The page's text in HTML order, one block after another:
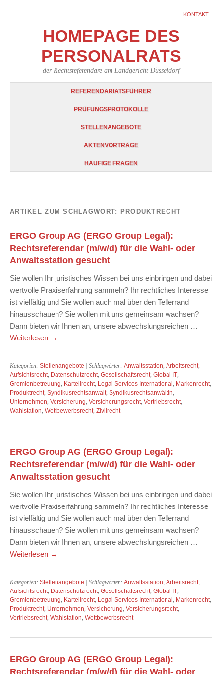
KONTAKT
HOMEPAGE DES
PERSONALRATS
der Rechtsreferendare am Landgericht Düsseldorf
REFERENDARIATSFÜHRER
PRÜFUNGSPROTOKOLLE
STELLENANGEBOTE
AKTENVORTRÄGE
HÄUFIGE FRAGEN
ARTIKEL ZUM SCHLAGWORT: PRODUKTRECHT
ERGO Group AG (ERGO Group Legal):
Rechtsreferendar (m/w/d) für die Wahl- oder
Anwaltsstation gesucht
Sie wollen Ihr juristisches Wissen bei uns einbringen und dabei
wertvolle Praxiserfahrung sammeln? Ihr rechtliches Interesse
ist vielfältig und Sie wollen auch mal über den Tellerrand
hinausschauen? Sie wollen mit uns gemeinsam wachsen?
Dann bieten wir Ihnen an, unsere abwechslungsreichen …
Weiterlesen →
Kategorien: Stellenangebote | Schlagwörter: Anwaltsstation, Arbeitsrecht,
Aufsichtsrecht, Datenschutzrecht, Gesellschaftsrecht, Global IT,
Gremienbetreuung, Kartellrecht, Legal Services International , Markenrecht,
Produktrecht, Syndikusrechtsanwalt, Syndikusrechtsanwältin,
Unternehmen, Versicherung, Versicherungsrecht, Vertriebsrecht,
Wahlstation, Wettbewerbsrecht, Zivilrecht
ERGO Group AG (ERGO Group Legal):
Rechtsreferendar (m/w/d) für die Wahl- oder
Anwaltsstation gesucht
Sie wollen Ihr juristisches Wissen bei uns einbringen und dabei
wertvolle Praxiserfahrung sammeln? Ihr rechtliches Interesse
ist vielfältig und Sie wollen auch mal über den Tellerrand
hinausschauen? Sie wollen mit uns gemeinsam wachsen?
Dann bieten wir Ihnen an, unsere abwechslungsreichen …
Weiterlesen →
Kategorien: Stellenangebote | Schlagwörter: Anwaltsstation, Arbeitsrecht,
Aufsichtsrecht, Datenschutzrecht, Gesellschaftsrecht, Global IT,
Gremienbetreuung, Kartellrecht, Legal Services International , Markenrecht,
Produktrecht, Unternehmen, Versicherung, Versicherungsrecht,
Vertriebsrecht, Wahlstation, Wettbewerbsrecht
ERGO Group AG (ERGO Group Legal):
Rechtsreferendar (m/w/d) für die Wahl- oder